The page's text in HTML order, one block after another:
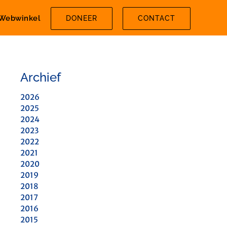
DONEER CONTACT
Archief
2026
2025
2024
2023
2022
2021
2020
2019
2018
2017
2016
2015